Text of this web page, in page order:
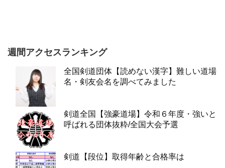
週間アクセスランキング
全国剣道団体【読めない漢字】難しい道場
名・剣友会名を調べてみました
剣道全国【強豪道場】令和６年度・強いと
呼ばれる団体抜粋/全国大会予選
剣道【段位】取得年齢と合格率は